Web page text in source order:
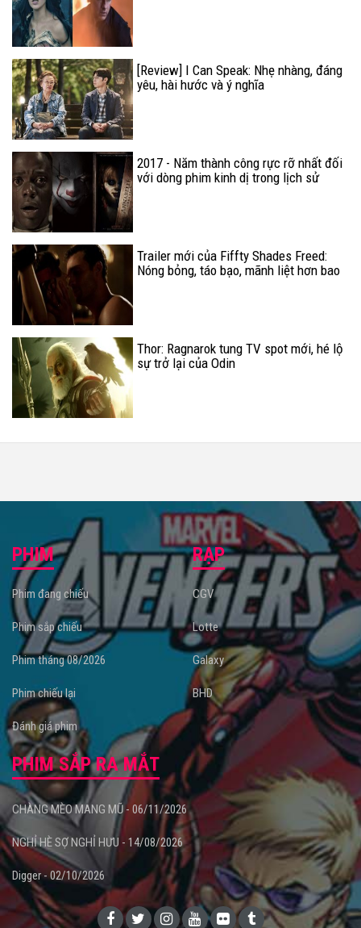
[Review] I Can Speak: Nhẹ nhàng, đáng
yêu, hài hước và ý nghĩa
2017 - Năm thành công rực rỡ nhất đối
với dòng phim kinh dị trong lịch sử
Trailer mới của Fiffty Shades Freed:
Nóng bỏng, táo bạo, mãnh liệt hơn bao
Thor: Ragnarok tung TV spot mới, hé lộ
sự trở lại của Odin
PHIM
Phim đang chiếu
Phim sắp chiếu
Phim tháng 08/2026
Phim chiếu lại
Đánh giá phim
RẠP
CGV
Lotte
Galaxy
BHD
PHIM SẮP RA MẮT
CHÀNG MÈO MANG MŨ - 06/11/2026
NGHỈ HÈ SỢ NGHỈ HƯU - 14/08/2026
Digger - 02/10/2026